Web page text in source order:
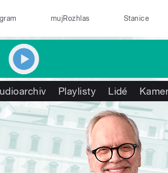
mujRozhlas Stanice
Playlisty Lidé